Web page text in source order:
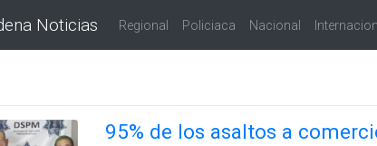
Noticias Regional Policiaca Nacional
95% de los asaltos a